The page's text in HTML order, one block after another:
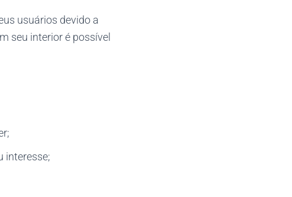
usuários devido a
seu interior é possível
interesse;